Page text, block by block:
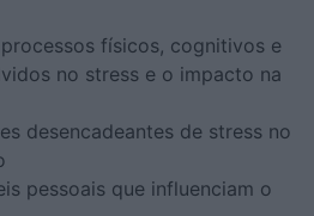
físicos, cognitivos e
no stress e o impacto na
desencadeantes de stress no
pessoais que influenciam o